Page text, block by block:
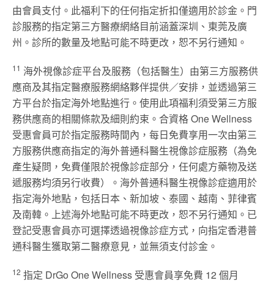
由會員支付。此福利下的任何指定折扣僅適用於診金。門
診服務的指定第三方醫療網絡目前涵蓋深圳、東莞及廣
州。診所的數量及地點可能不時更改，恕不另行通知。
11 海外視像診症平台及服務（包括醫生）由第三方服務供
應商及其指定醫療服務網絡夥伴提供／安排，並透過第三
方平台於指定海外地點進行。使用此項福利須受第三方服
務供應商的相關條款及細則約束。合資格 One Wellness
受惠會員可於指定服務時間內，每日免費享用一次由第三
方服務供應商指定的海外普通科醫生視像診症服務（為免
產生疑問，免費僅限於視像診症部分，任何處方藥物及送
遞服務均須另行收費）。海外普通科醫生視像診症適用於
指定海外地點，包括日本、新加坡、泰國、越南、菲律賓
及南韓。上述海外地點可能不時更改，恕不另行通知。已
登記受惠會員亦可選擇透過視像診症方式，向指定香港普
通科醫生獲取第二醫療意見，並無須支付診金。
12 指定 DrGo One Wellness 受惠會員享免費 12 個月